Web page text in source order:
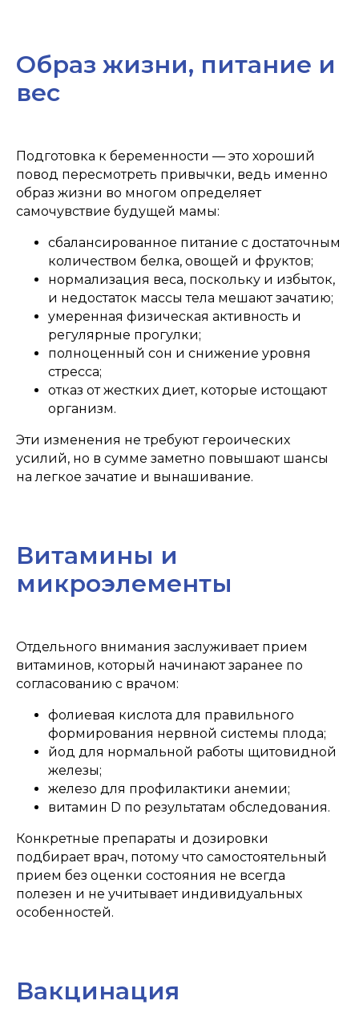
Образ жизни, питание и
вес
Подготовка к беременности — это хороший
повод пересмотреть привычки, ведь именно
образ жизни во многом определяет
самочувствие будущей мамы:
сбалансированное питание с достаточным
количеством белка, овощей и фруктов;
нормализация веса, поскольку и избыток,
и недостаток массы тела мешают зачатию;
умеренная физическая активность и
регулярные прогулки;
полноценный сон и снижение уровня
стресса;
отказ от жестких диет, которые истощают
организм.
Эти изменения не требуют героических
усилий, но в сумме заметно повышают шансы
на легкое зачатие и вынашивание.
Витамины и
микроэлементы
Отдельного внимания заслуживает прием
витаминов, который начинают заранее по
согласованию с врачом:
фолиевая кислота для правильного
формирования нервной системы плода;
йод для нормальной работы щитовидной
железы;
железо для профилактики анемии;
витамин D по результатам обследования.
Конкретные препараты и дозировки
подбирает врач, потому что самостоятельный
прием без оценки состояния не всегда
полезен и не учитывает индивидуальных
особенностей.
Вакцинация
НАШИ ПРЕИМУЩЕСТВА
Специалисты высшей категории,
которые регулярно повышают
свою квалификацию
Удобное расположение в
Лицензии